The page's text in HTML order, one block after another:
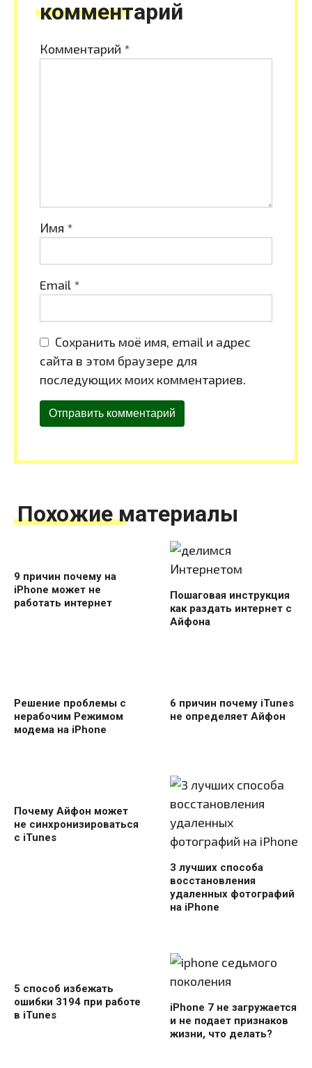
комментарий
Комментарий *
Имя *
Email *
Сохранить моё имя, email и адрес
сайта в этом браузере для
последующих моих комментариев.
Похожие материалы
9 причин почему на
iPhone может не
работать интернет
Пошаговая инструкция
как раздать интернет с
Айфона
Решение проблемы с
нерабочим Режимом
модема на iPhone
6 причин почему iTunes
не определяет Айфон
Почему Айфон может
не синхронизироваться
с iTunes
3 лучших способа
восстановления
удаленных фотографий
на iPhone
5 способ избежать
ошибки 3194 при работе
в iTunes
iPhone 7 не загружается
и не подает признаков
жизни, что делать?